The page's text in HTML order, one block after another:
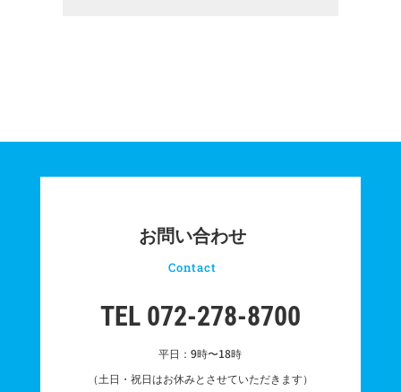
お問い合わせ
Contact
TEL 072-278-8700
平日：9時〜18時
（土日・祝日はお休みとさせていただきます）